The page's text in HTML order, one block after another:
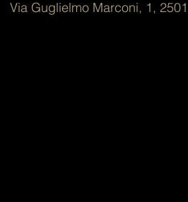
Via Guglielmo Marconi, 1,